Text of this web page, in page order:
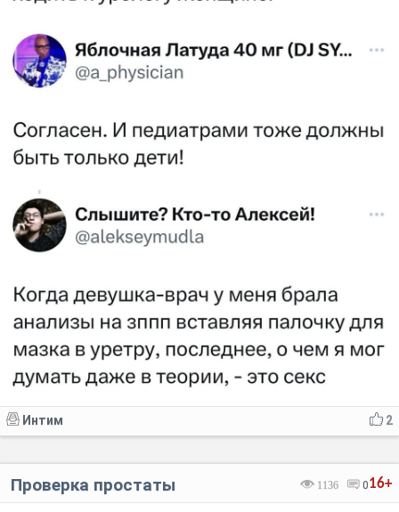
2
Интим
16+
1136 0
Проверка простаты